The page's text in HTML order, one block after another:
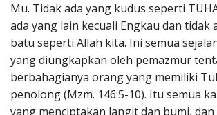
Mu. Tidak ada yang kudus seperti
ada yang lain kecuali Engkau dan tidak
batu seperti Allah kita. Ini semua
yang diungkapkan oleh pemazmur
berbahagianya orang yang memiliki
penolong (Mzm. 146:5-10). Itu semua
yang menciptakan langit dan bumi,